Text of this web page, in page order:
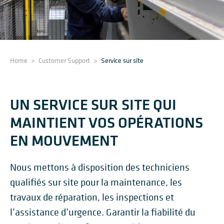
Home > Customer Support > Service sur site
UN SERVICE SUR SITE QUI
MAINTIENT VOS OPÉRATIONS
EN MOUVEMENT
Nous mettons à disposition des techniciens
qualifiés sur site pour la maintenance, les
travaux de réparation, les inspections et
l’assistance d’urgence. Garantir la fiabilité du